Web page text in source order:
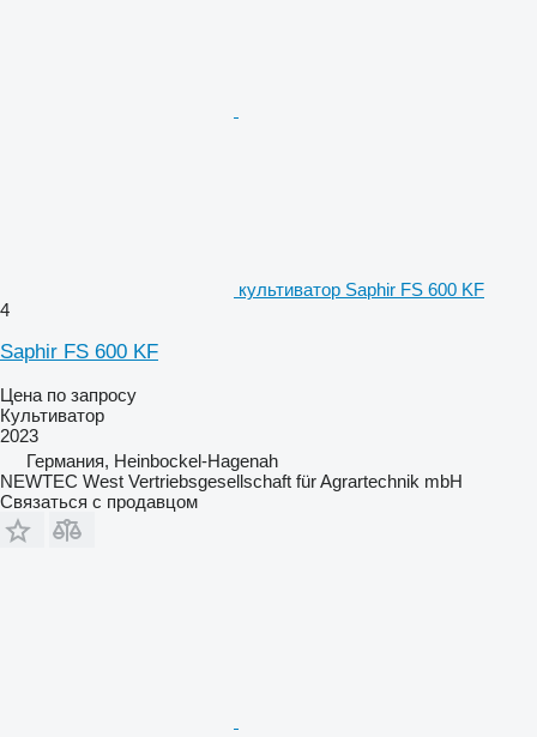
культиватор Saphir FS 600 KF
4
Saphir FS 600 KF
Цена по запросу
Культиватор
2023
Германия, Heinbockel-Hagenah
NEWTEC West Vertriebsgesellschaft für Agrartechnik mbH
Связаться с продавцом